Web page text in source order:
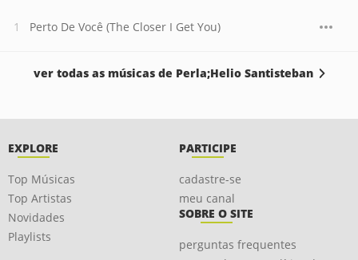
Perto De Você (The Closer I Get You)
ver todas as músicas de Perla;Helio Santisteban
EXPLORE
Top Músicas
Top Artistas
Novidades
Playlists
PARTICIPE
cadastre-se
meu canal
SOBRE O SITE
perguntas frequentes